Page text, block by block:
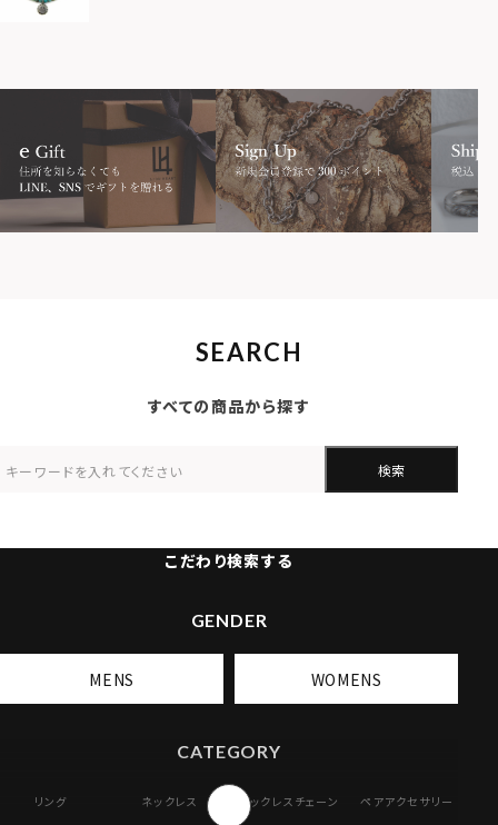
SEARCH
すべての商品から探す
検索
こだわり検索する
GENDER
MENS WOMENS
CATEGORY
リング ネックレス ネックレスチェーン ペアアクセサリー